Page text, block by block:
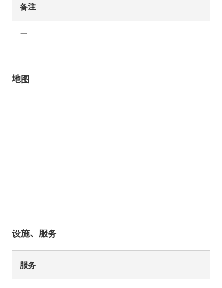
备注
ー
地图
设施、服务
服务